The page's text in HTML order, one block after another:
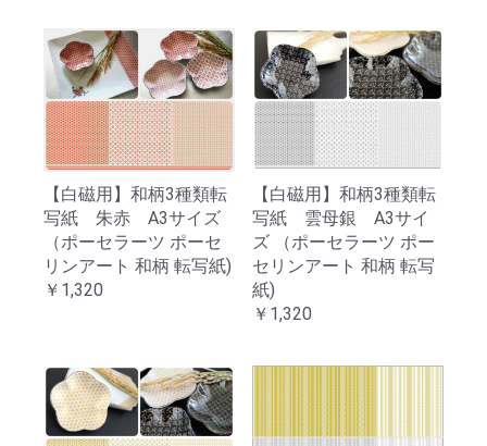
【白磁用】和柄3種類転
写紙 朱赤 A3サイズ
（ポーセラーツ ポーセ
リンアート 和柄 転写紙)
￥1,320
【白磁用】和柄3種類転
写紙 雲母銀 A3サイ
ズ （ポーセラーツ ポー
セリンアート 和柄 転写
紙)
￥1,320